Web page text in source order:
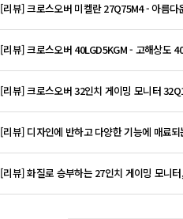
[리뷰] 크로스오버 미켈란 27Q75M4 - 아름
[리뷰] 크로스오버 40LGD5KGM - 고해상도
[리뷰] 크로스오버 32인치 게이밍 모니터
[리뷰] 디자인에 반하고 다양한 기능에 매료
[리뷰] 화질로 승부하는 27인치 게이밍 모니